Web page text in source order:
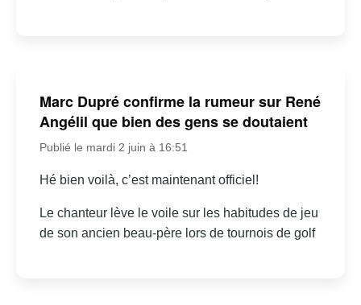
Marc Dupré confirme la rumeur sur René
Angélil que bien des gens se doutaient
Publié le mardi 2 juin à 16:51
Hé bien voilà, c’est maintenant officiel!
Le chanteur lève le voile sur les habitudes de jeu
de son ancien beau-père lors de tournois de golf